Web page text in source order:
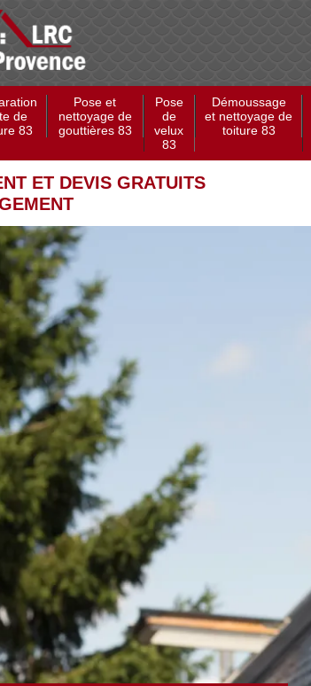
de
83
Pose et
nettoyage de
gouttières 83
Pose
de
velux
83
Démoussage
et nettoyage de
toiture 83
ET DEVIS GRATUITS